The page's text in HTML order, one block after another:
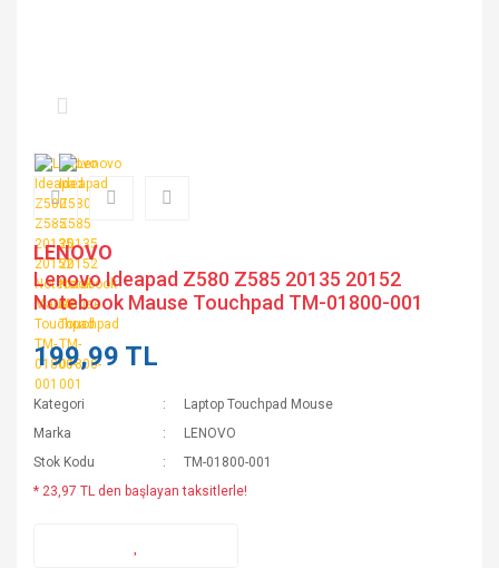
LENOVO
Lenovo Ideapad Z580 Z585 20135 20152
Notebook Mause Touchpad TM-01800-001
199,99 TL
Kategori
Laptop Touchpad Mouse
Marka
LENOVO
Stok Kodu
TM-01800-001
* 23,97 TL den başlayan taksitlerle!